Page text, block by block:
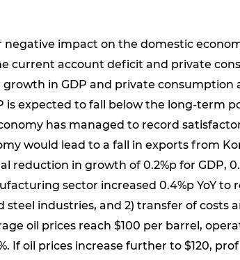
impact on the domestic
current account deficit and private
in GDP and private consumption
is expected to fall below the long-term
has managed to record
would lead to a fall in exports from
in growth of 0.2%p for GDP,
sector increased 0.4%p YoY to
industries, and 2) transfer of costs
oil prices reach $100 per barrel,
oil prices increase further to $120,